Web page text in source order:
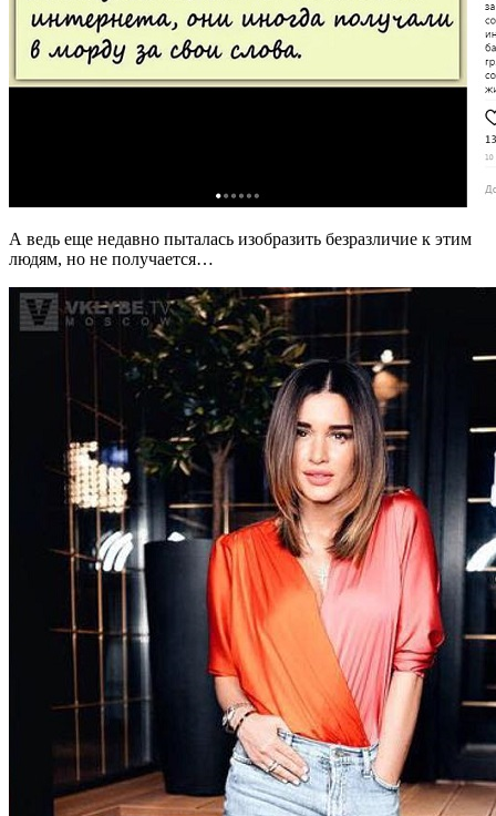
А ведь еще недавно пыталась изобразить безразличие к этим
людям, но не получается…